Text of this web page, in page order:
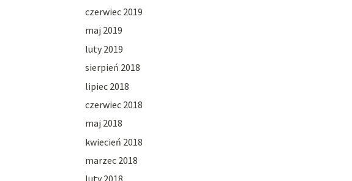
czerwiec 2019
maj 2019
luty 2019
sierpień 2018
lipiec 2018
czerwiec 2018
maj 2018
kwiecień 2018
marzec 2018